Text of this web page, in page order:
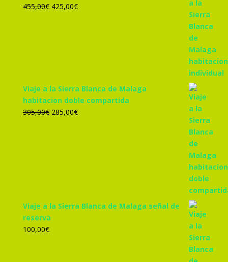
455,00€ El
425,00€El
Viaje a la Sierra Blanca de Malaga
habitacion doble compartida
305,00€ El
285,00€El
Viaje a la Sierra Blanca de Malaga señal de
reserva
100,00€